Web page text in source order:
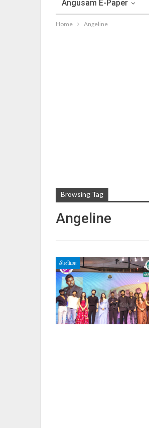
Angusam E-Paper
Home Angeline
Browsing Tag
Angeline
சினிமா